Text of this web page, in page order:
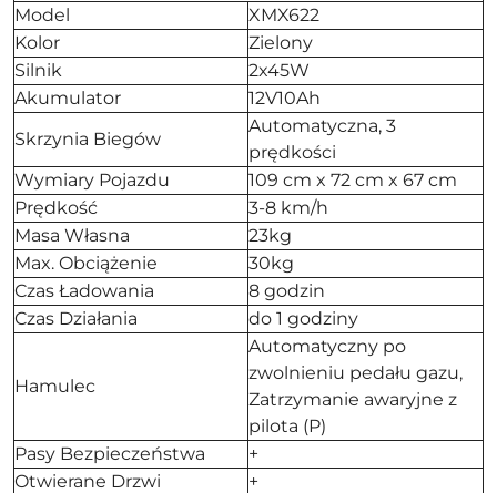
Model
XMX622
Kolor
Zielony
Silnik
2x45W
Akumulator
12V10Ah
Skrzynia Biegów
Automatyczna, 3
prędkości
Wymiary Pojazdu
109 cm x 72 cm x 67 cm
Prędkość
3-8 km/h
Masa Własna
23kg
Max. Obciążenie
30kg
Czas Ładowania
8 godzin
Czas Działania
do 1 godziny
Hamulec
Automatyczny po
zwolnieniu pedału gazu,
Zatrzymanie awaryjne z
pilota (P)
Pasy Bezpieczeństwa
+
Otwierane Drzwi
+